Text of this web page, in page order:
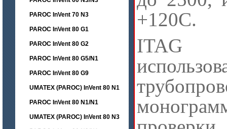
PAROC InVent 70 N3
PAROC InVent 80 G1
PAROC InVent 80 G2
PAROC InVent 80 G5/N1
PAROC InVent 80 G9
UMATEX (PAROC) InVent 80 N1
PAROC InVent 80 N1/N1
UMATEX (PAROC) InVent 80 N3
+120С.
ITAG